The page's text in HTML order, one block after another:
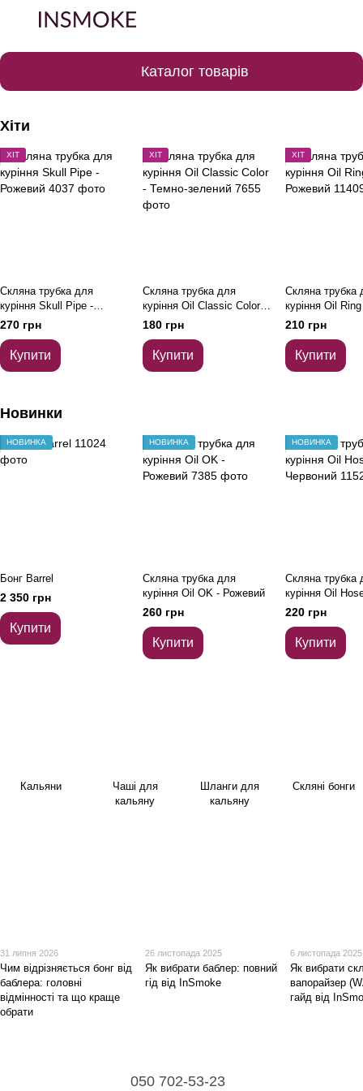
Каталог товарів
Хіти
ХІТ
Скляна трубка для
куріння Skull Pipe -
Рожевий
270 грн
Купити
ХІТ
Скляна трубка для
куріння Oil Classic Color -
Темно-зелений
180 грн
Купити
ХІТ
Скляна трубка
куріння Oil
210 грн
Купити
Новинки
НОВИНКА
Бонг Barrel
2 350 грн
Купити
НОВИНКА
Скляна трубка для
куріння Oil OK - Рожевий
260 грн
Купити
НОВИНКА
Скляна трубка
куріння Oil
Червоний
220 грн
Купити
Кальяни
Чаші для
кальяну
Шланги для
кальяну
Скляні бонги
31 липня 2026
Чим відрізняється бонг від
баблера: головні
відмінності та що краще
обрати
26 листопада 2025
Як вибрати баблер: повний
гід від InSmoke
6 листопада 2025
Як вибрати
вапорайзер
гайд від
050 702-53-23